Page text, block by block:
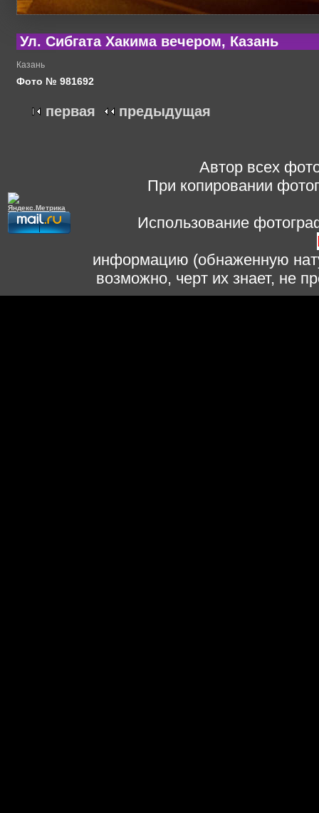
Ул. Сибгата Хакима вечером, Казань
Казань
Фото № 981692
первая предыдущая
Автор всех
При копировании
Использование
информацию (обнаженную
возможно, черт их знает, не